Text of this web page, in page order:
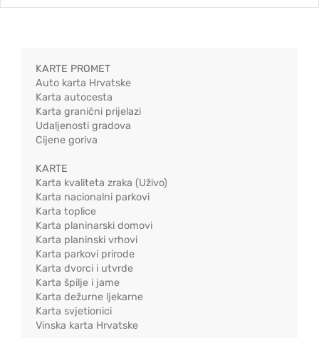
KARTE PROMET
Auto karta Hrvatske
Karta autocesta
Karta granični prijelazi
Udaljenosti gradova
Cijene goriva
KARTE
Karta kvaliteta zraka (Uživo)
Karta nacionalni parkovi
Karta toplice
Karta planinarski domovi
Karta planinski vrhovi
Karta parkovi prirode
Karta dvorci i utvrde
Karta špilje i jame
Karta dežurne ljekarne
Karta svjetionici
Vinska karta Hrvatske